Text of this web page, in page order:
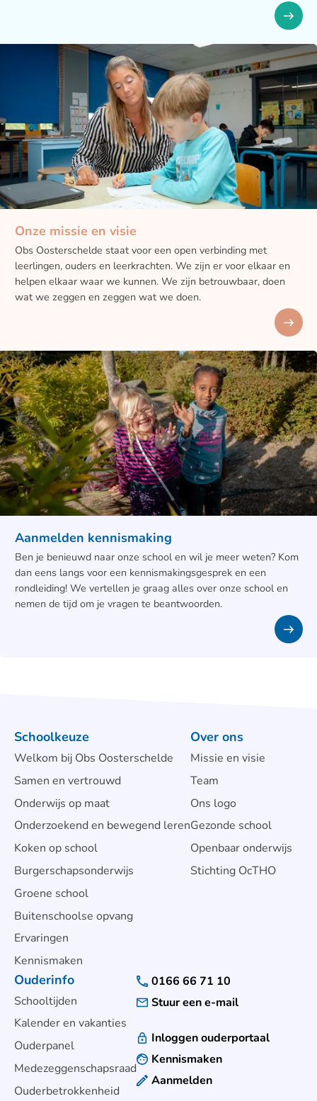
Onze missie en visie
Obs Oosterschelde staat voor een open verbinding met
leerlingen, ouders en leerkrachten. We zijn er voor elkaar en
helpen elkaar waar we kunnen. We zijn betrouwbaar, doen
wat we zeggen en zeggen wat we doen.
Aanmelden kennismaking
Ben je benieuwd naar onze school en wil je meer weten? Kom
dan eens langs voor een kennismakingsgesprek en een
rondleiding! We vertellen je graag alles over onze school en
nemen de tijd om je vragen te beantwoorden.
Schoolkeuze
Welkom bij Obs Oosterschelde
Samen en vertrouwd
Onderwijs op maat
Onderzoekend en bewegend leren
Koken op school
Burgerschapsonderwijs
Groene school
Buitenschoolse opvang
Ervaringen
Kennismaken
Over ons
Missie en visie
Team
Ons logo
Gezonde school
Openbaar onderwijs
Stichting OcTHO
Ouderinfo
Schooltijden
Kalender en vakanties
Ouderpanel
Medezeggenschapsraad
Ouderbetrokkenheid
0166 66 71 10
Stuur een e-mail
Inloggen ouderportaal
Kennismaken
Aanmelden